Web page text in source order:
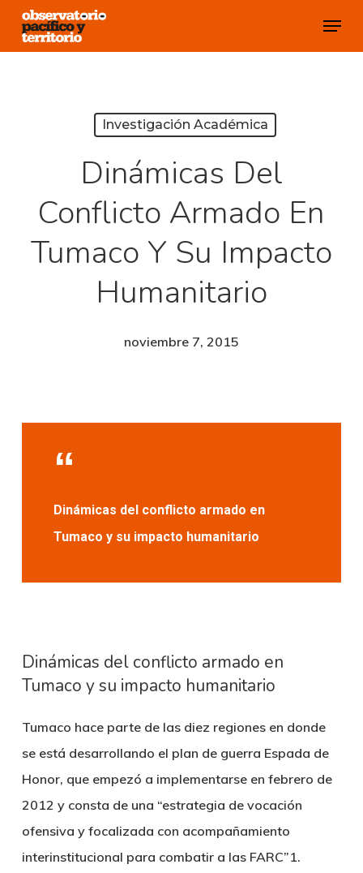
Skip
Menu
Investigación Académica
Dinámicas Del
Conflicto Armado En
Tumaco Y Su Impacto
Humanitario
noviembre 7, 2015
Dinámicas del conflicto armado en
Tumaco y su impacto humanitario
Dinámicas del conflicto armado en
Tumaco y su impacto humanitario
Tumaco hace parte de las diez regiones en donde
se está desarrollando el plan de guerra Espada de
Honor, que empezó a implementarse en febrero de
2012 y consta de una “estrategia de vocación
ofensiva y focalizada con acompañamiento
interinstitucional para combatir a las FARC”1.
Close